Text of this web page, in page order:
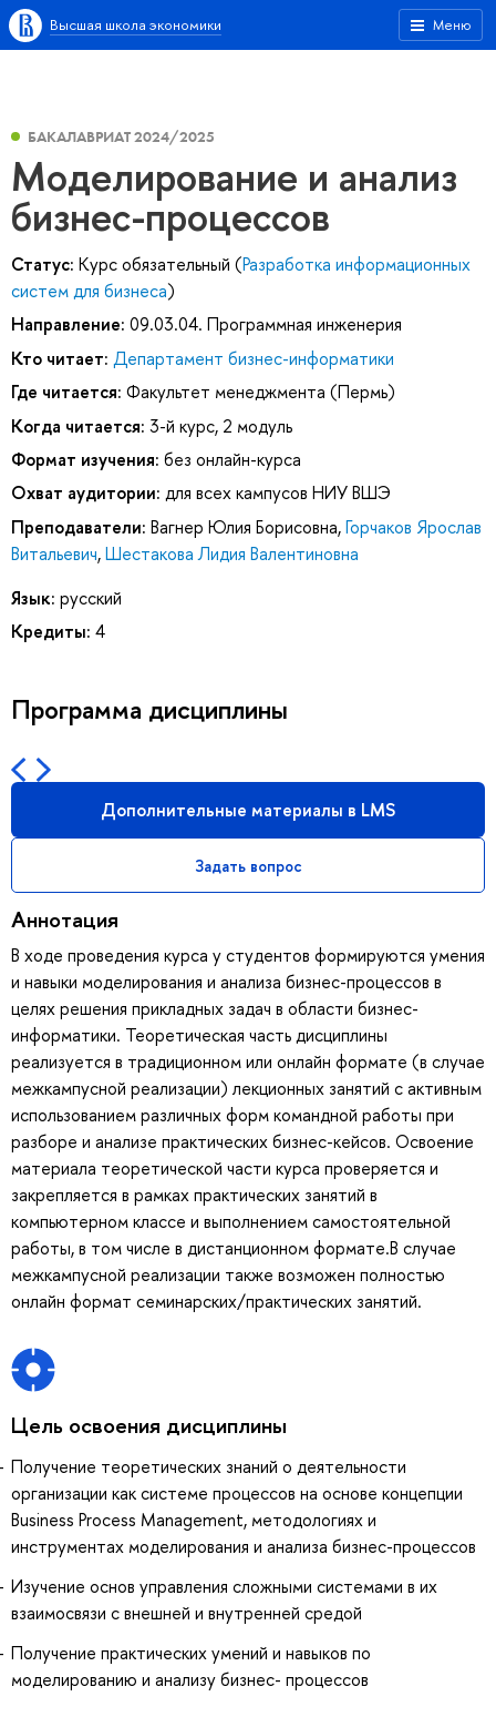
Меню
Высшая школа экономики
БАКАЛАВРИАТ 2024/2025
Моделирование и анализ
бизнес-процессов
Статус: Курс обязательный (Разработка информационных
систем для бизнеса)
Направление: 09.03.04. Программная инженерия
Кто читает: Департамент бизнес-информатики
Где читается: Факультет менеджмента (Пермь)
Когда читается: 3-й курс, 2 модуль
Формат изучения: без онлайн-курса
Охват аудитории: для всех кампусов НИУ ВШЭ
Преподаватели: Вагнер Юлия Борисовна,Горчаков Ярослав
Витальевич,Шестакова Лидия Валентиновна
Язык: русский
Кредиты: 4
Программа дисциплины
Дополнительные материалы в LMS
Задать вопрос
Аннотация
В ходе проведения курса у студентов формируются умения
и навыки моделирования и анализа бизнес-процессов в
целях решения прикладных задач в области бизнес-
информатики. Теоретическая часть дисциплины
реализуется в традиционном или онлайн формате (в случае
межкампусной реализации) лекционных занятий с активным
использованием различных форм командной работы при
разборе и анализе практических бизнес-кейсов. Освоение
материала теоретической части курса проверяется и
закрепляется в рамках практических занятий в
компьютерном классе и выполнением самостоятельной
работы, в том числе в дистанционном формате.В случае
межкампусной реализации также возможен полностью
онлайн формат семинарских/практических занятий.
Цель освоения дисциплины
Получение теоретических знаний о деятельности
организации как системе процессов на основе концепции
Business Process Management, методологиях и
инструментах моделирования и анализа бизнес-процессов
Изучение основ управления сложными системами в их
взаимосвязи с внешней и внутренней средой
Получение практических умений и навыков по
моделированию и анализу бизнес- процессов